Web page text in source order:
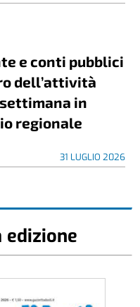
e conti pubblici
dell’attività
in
regionale
31 LUGLIO 2026